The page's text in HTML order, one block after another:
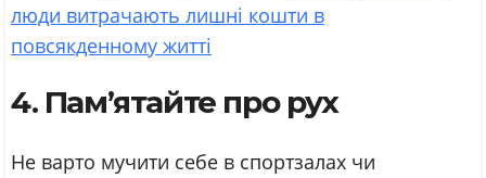
люди витрачають лишні кошти в
повсякденному житті
4. Пам’ятайте про рух
Не варто мучити себе в спортзалах чи